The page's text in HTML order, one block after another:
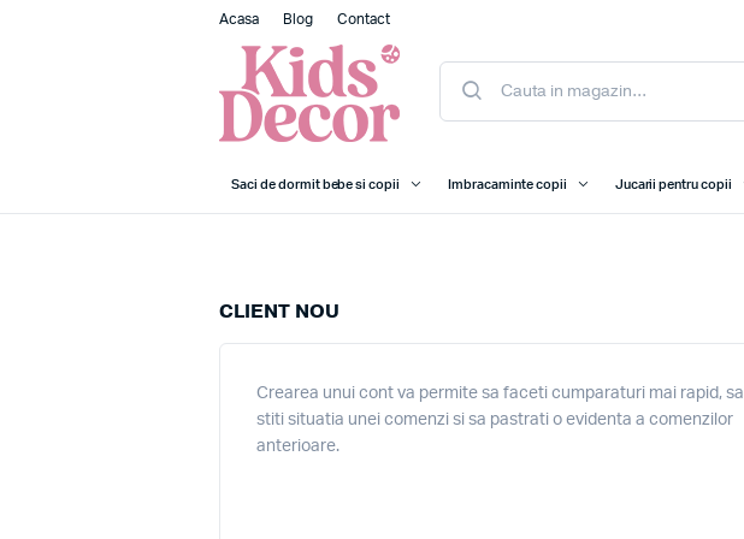
Acasa Blog Contact
Saci de dormit bebe si copii Imbracaminte copii Jucarii pentru copii
CLIENT NOU
Crearea unui cont va permite sa faceti cumparaturi mai rapid, sa
stiti situatia unei comenzi si sa pastrati o evidenta a comenzilor
anterioare.